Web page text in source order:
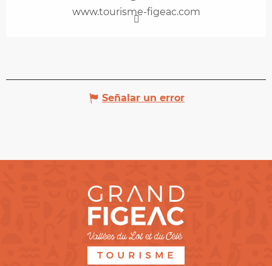
www.tourisme-figeac.com
Señalar un error